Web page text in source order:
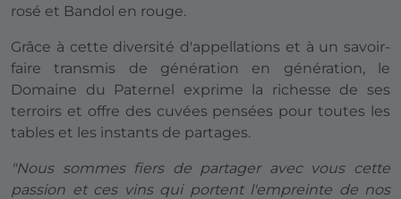
rosé et Bandol en rouge.
Grâce à cette diversité d'appellations et à un savoir-
faire transmis de génération en génération, le
Domaine du Paternel exprime la richesse de ses
terroirs et offre des cuvées pensées pour toutes les
tables et les instants de partages.
"Nous sommes fiers de partager avec vous cette
passion et ces vins qui portent l'empreinte de nos